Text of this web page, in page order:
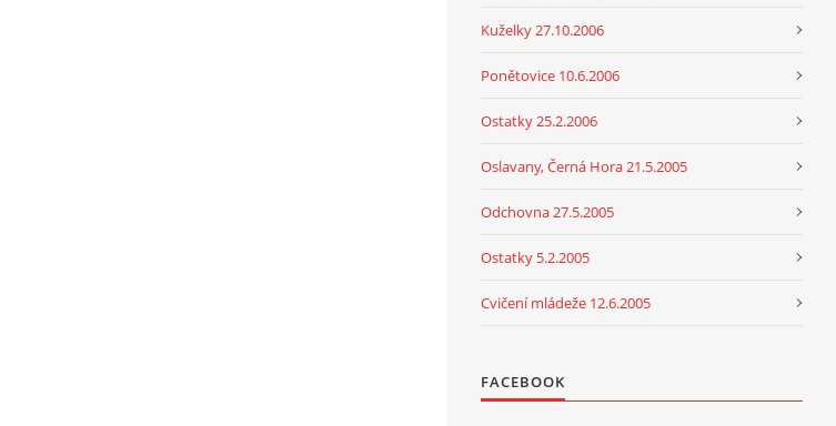
Kuželky 27.10.2006
Ponětovice 10.6.2006
Ostatky 25.2.2006
Oslavany, Černá Hora 21.5.2005
Odchovna 27.5.2005
Ostatky 5.2.2005
Cvičení mládeže 12.6.2005
FACEBOOK